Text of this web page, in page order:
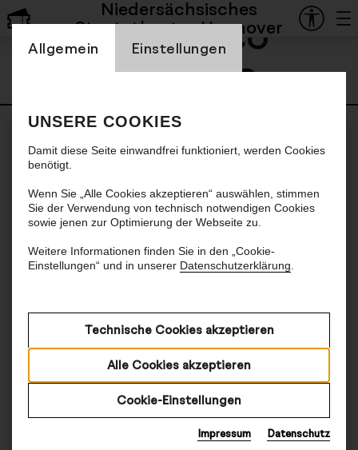
Einstellung Cookienbanner
Allgemein
Einstellungen
UNSERE COOKIES
Damit diese Seite einwandfrei funktioniert, werden Cookies
benötigt.
Wenn Sie „Alle Cookies akzeptieren“ auswählen, stimmen
Sie der Verwendung von technisch notwendigen Cookies
sowie jenen zur Optimierung der Webseite zu.
Weitere Informationen finden Sie in den „Cookie-
Einstellungen“ und in unserer Datenschutzerklärung
Technische Cookies akzeptieren
Alle Cookies akzeptieren
Cookie-Einstellungen
Impressum Datenschutz
Niedersächsisches
Staatstheater Hannover
Francesco
Angelico